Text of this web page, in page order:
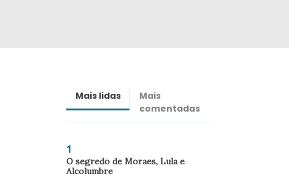
Mais lidas
Mais
comentadas
1
O segredo de Moraes, Lula e
Alcolumbre